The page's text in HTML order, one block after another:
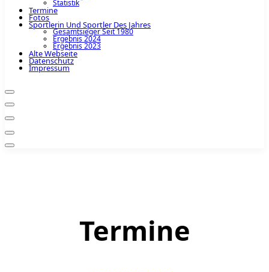
Statistik
Termine
Fotos
Sportlerin Und Sportler Des Jahres
Gesamtsieger Seit 1980
Ergebnis 2024
Ergebnis 2023
Alte Webseite
Datenschutz
Impressum
Termine